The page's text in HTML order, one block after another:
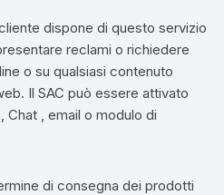
dispone di questo servizio
reclami o richiedere
o su qualsiasi contenuto
Il SAC può essere attivato
, email o modulo di
di consegna dei prodotti